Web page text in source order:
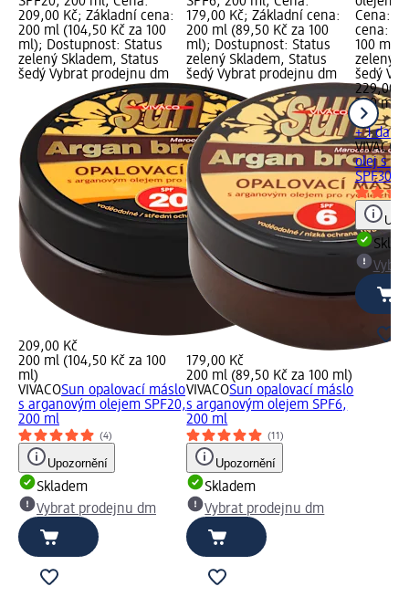
209,00 Kč; Základní cena:
200 ml (104,50 Kč za 100
ml); Dostupnost: Status
zelený Skladem, Status
šedý Vybrat prodejnu dm
209,00 Kč
200 ml (104,50 Kč za 100
ml)
VIVACOSun opalovací máslo
s arganovým olejem SPF20,
200 ml
(4)
Upozornění
Skladem
Vybrat prodejnu dm
179,00 Kč; Základní cena:
200 ml (89,50 Kč za 100
ml); Dostupnost: Status
zelený Skladem, Status
šedý Vybrat prodejnu dm
179,00 Kč
200 ml (89,50 Kč za 100 ml)
VIVACOSun opalovací máslo
s arganovým olejem SPF6,
200 ml
(11)
Upozornění
Skladem
Vybrat prodejnu dm
Cena:
cena:
100 ml);
zelený
šedý
229,00
200 ml
ml)
+ 1 další
VIVACO
olej s
SPF30,